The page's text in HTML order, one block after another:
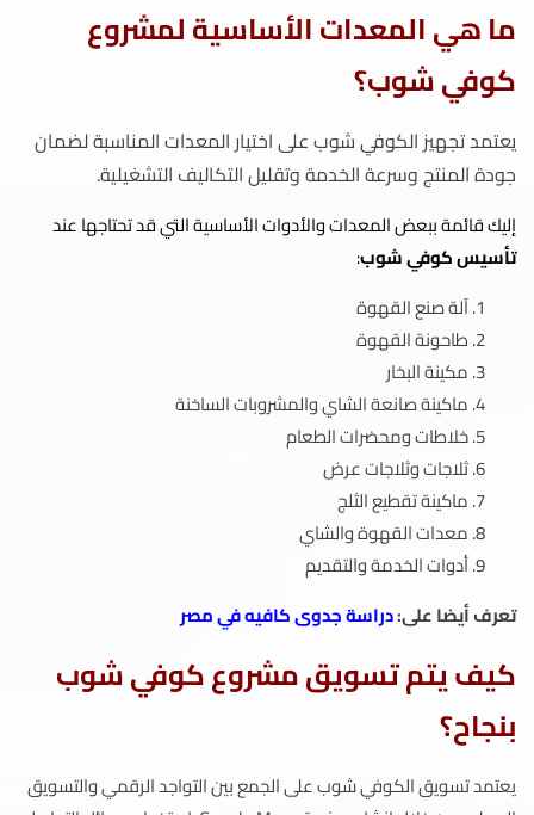
ما هي المعدات الأساسية لمشروع
كوفي شوب؟
يعتمد تجهيز الكوفي شوب على اختيار المعدات المناسبة لضمان
جودة المنتج وسرعة الخدمة وتقليل التكاليف التشغيلية.
إليك قائمة ببعض المعدات والأدوات الأساسية التي قد تحتاجها عند
تأسيس كوفي شوب:
آلة صنع القهوة
طاحونة القهوة
مكينة البخار
ماكينة صانعة الشاي والمشروبات الساخنة
خلاطات ومحضرات الطعام
ثلاجات وثلاجات عرض
ماكينة تقطيع الثلج
معدات القهوة والشاي
أدوات الخدمة والتقديم
تعرف أيضا على:دراسة جدوى كافيه في مصر
كيف يتم تسويق مشروع كوفي شوب
بنجاح؟
يعتمد تسويق الكوفي شوب على الجمع بين التواجد الرقمي والتسويق